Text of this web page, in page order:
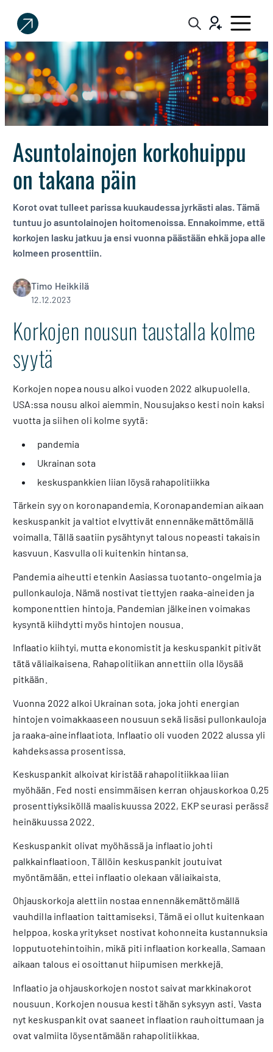
Sijoittaja.fi
Tee
parempia
sijoituspäätöksiä
Asuntolainojen korkohuippu
on takana päin
Korot ovat tulleet parissa kuukaudessa jyrkästi alas. Tämä
tuntuu jo asuntolainojen hoitomenoissa. Ennakoimme, että
korkojen lasku jatkuu ja ensi vuonna päästään ehkä jopa alle
kolmeen prosenttiin.
Timo Heikkilä
12.12.2023
Korkojen nousun taustalla kolme
syytä
Korkojen nopea nousu alkoi vuoden 2022 alkupuolella.
USA:ssa nousu alkoi aiemmin. Nousujakso kesti noin kaksi
vuotta ja siihen oli kolme syytä:
pandemia
Ukrainan sota
keskuspankkien liian löysä rahapolitiikka
Tärkein syy on koronapandemia. Koronapandemian aikaan
keskuspankit ja valtiot elvyttivät ennennäkemättömällä
voimalla. Tällä saatiin pysähtynyt talous nopeasti takaisin
kasvuun. Kasvulla oli kuitenkin hintansa.
Pandemia aiheutti etenkin Aasiassa tuotanto-ongelmia ja
pullonkauloja. Nämä nostivat tiettyjen raaka-aineiden ja
komponenttien hintoja. Pandemian jälkeinen voimakas
kysyntä kiihdytti myös hintojen nousua.
Inflaatio kiihtyi, mutta ekonomistit ja keskuspankit pitivät
tätä väliaikaisena. Rahapolitiikan annettiin olla löysää
pitkään.
Vuonna 2022 alkoi Ukrainan sota, joka johti energian
hintojen voimakkaaseen nousuun sekä lisäsi pullonkauloja
ja raaka-aineinflaatiota. Inflaatio oli vuoden 2022 alussa yli
kahdeksassa prosentissa.
Keskuspankit alkoivat kiristää rahapolitiikkaa liian
myöhään. Fed nosti ensimmäisen kerran ohjauskorkoa 0,25
prosenttiyksiköllä maaliskuussa 2022, EKP seurasi perässä
heinäkuussa 2022.
Keskuspankit olivat myöhässä ja inflaatio johti
palkkainflaatioon. Tällöin keskuspankit joutuivat
myöntämään, ettei inflaatio olekaan väliaikaista.
Ohjauskorkoja alettiin nostaa ennennäkemättömällä
vauhdilla inflaation taittamiseksi. Tämä ei ollut kuitenkaan
helppoa, koska yritykset nostivat kohonneita kustannuksia
lopputuotehintoihin, mikä piti inflaation korkealla. Samaan
aikaan talous ei osoittanut hiipumisen merkkejä.
Inflaatio ja ohjauskorkojen nostot saivat markkinakorot
nousuun. Korkojen nousua kesti tähän syksyyn asti. Vasta
nyt keskuspankit ovat saaneet inflaation rauhoittumaan ja
ovat valmiita löysentämään rahapolitiikkaa.